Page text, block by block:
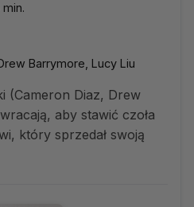
Barrymore, Lucy Liu
(Cameron Diaz, Drew
aby stawić czoła
który sprzedał swoją